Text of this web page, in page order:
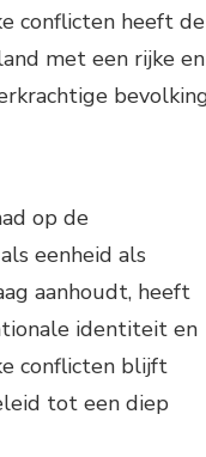
conflicten heeft de
met een rijke en
op de
eenheid als
aanhoudt, heeft
identiteit en
conflicten blijft
tot een diep